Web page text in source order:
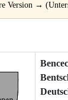
Version →